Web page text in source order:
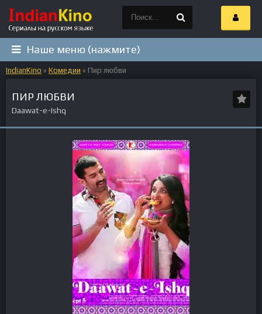
Наше меню (нажмите)
IndianKino » Комедии » Пир любви
ПИР ЛЮБВИ
Daawat-e-Ishq